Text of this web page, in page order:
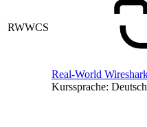
RWWCS
Real-World
Kurssprache: Deutsch